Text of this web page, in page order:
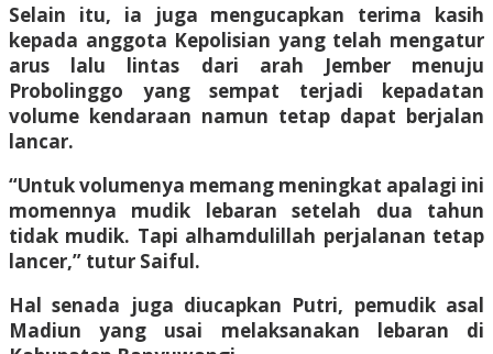
Selain itu, ia juga mengucapkan terima kasih
kepada anggota Kepolisian yang telah mengatur
arus lalu lintas dari arah Jember menuju
Probolinggo yang sempat terjadi kepadatan
volume kendaraan namun tetap dapat berjalan
lancar.
“Untuk volumenya memang meningkat apalagi ini
momennya mudik lebaran setelah dua tahun
tidak mudik. Tapi alhamdulillah perjalanan tetap
lancer,” tutur Saiful.
Hal senada juga diucapkan Putri, pemudik asal
Madiun yang usai melaksanakan lebaran di